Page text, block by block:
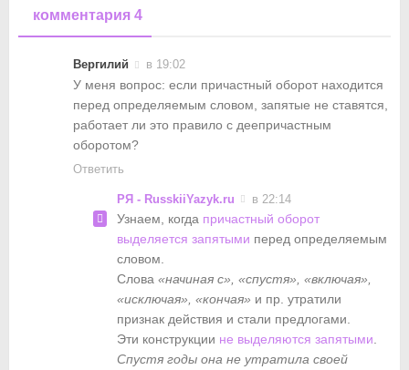
комментария 4
Вергилий в 19:02
У меня вопрос: если причастный оборот находится
перед определяемым словом, запятые не ставятся,
работает ли это правило с деепричастным
оборотом?
Ответить
РЯ - RusskiiYazyk.ru в 22:14
Узнаем, когда причастный оборот
выделяется запятыми перед определяемым
словом.
Слова «начиная с», «спустя», «включая»,
«исключая», «кончая» и пр. утратили
признак действия и стали предлогами.
Эти конструкции не выделяются запятыми
Спустя годы она не утратила своей